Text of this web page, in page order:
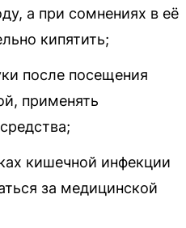
а при сомнениях в её
кипятить;
после посещения
применять
кишечной инфекции
за медицинской